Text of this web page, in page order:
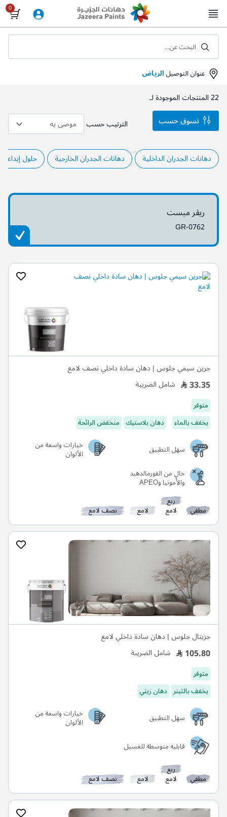
to
Content
عنوان التوصيلالرياض
البحث عن...
22المنتجات الموجودة لـ
الترتيب حسب
دهانات الجدران الداخلية دهانات الجدران الخارجية حلول إبداعية
ريڤر ميست
GR-0762
جرين سيمي جلوس | دهان سادة داخلي نصف لامع
33.35 شامل الضريبة
متوفر
يخفف بالماء
دهان بلاستيك منخفض الرائحة
سهل التطبيق
خيارات واسعة من
الألوان
خالٍ من الفورمالدهيد
والأمونيا وAPEO
مطفي
ربع
لامع لامع نصف لامع
جزيتال جلوس | دهان سادة داخلي لامع
105.80 شامل الضريبة
متوفر
يخفف بالثينر دهان زيتي
سهل التطبيق
خيارات واسعة من
الألوان
قابليه متوسطة للغسيل
مطفي
ربع
لامع لامع نصف لامع
تسوق حسب